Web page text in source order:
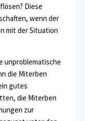
Diese
wenn der
mit der Situation
unproblematische
die Miterben
gutes
die Miterben
zur